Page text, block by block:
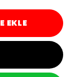
EKLE